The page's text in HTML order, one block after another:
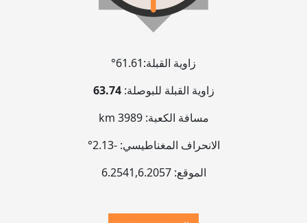
زاوية القبلة:61.61°
زاوية القبلة للبوصلة:63.74
مسافة الكعبة:3989 km
الانحراف المغناطيسي:-2.13°
الموقع:
6.2541,6.2057